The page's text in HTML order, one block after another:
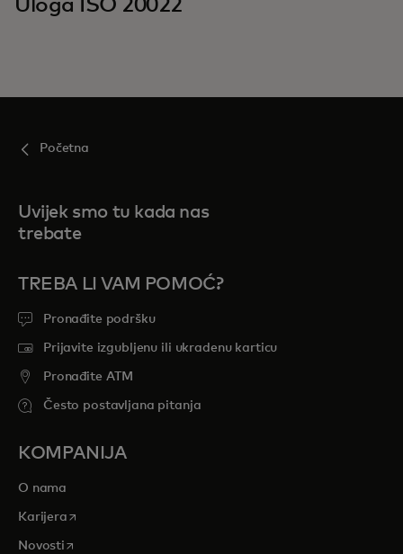
Uloga ISO 20022
Početna
Uvijek smo tu kada nas
trebate
TREBA LI VAM POMOĆ?
Pronađite podršku
Prijavite izgubljenu ili ukradenu karticu
Pronađite ATM
Često postavljana pitanja
KOMPANIJA
O nama
Karijeraopens in a new tab
Novosti opens in a new tab